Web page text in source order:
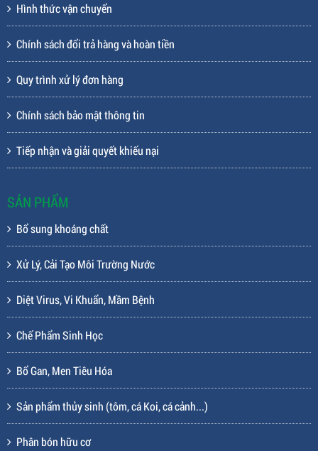
Hình thức vận chuyển
Chính sách đổi trả hàng và hoàn tiền
Quy trình xử lý đơn hàng
Chính sách bảo mật thông tin
Tiếp nhận và giải quyết khiếu nại
SẢN PHẨM
Bổ sung khoáng chất
Xử Lý, Cải Tạo Môi Trường Nước
Diệt Virus, Vi Khuẩn, Mầm Bệnh
Chế Phẩm Sinh Học
Bổ Gan, Men Tiêu Hóa
Sản phẩm thủy sinh (tôm, cá Koi, cá cảnh...)
Phân bón hữu cơ